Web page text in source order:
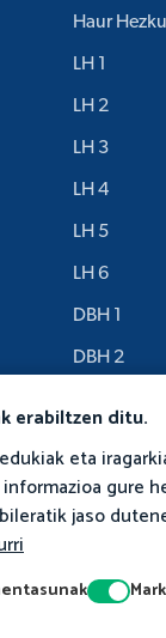
erabiltzen ditu.
eta
gure
jaso
Haur
LH 1
LH 2
LH 3
LH 4
LH 5
LH 6
DBH 1
DBH 2